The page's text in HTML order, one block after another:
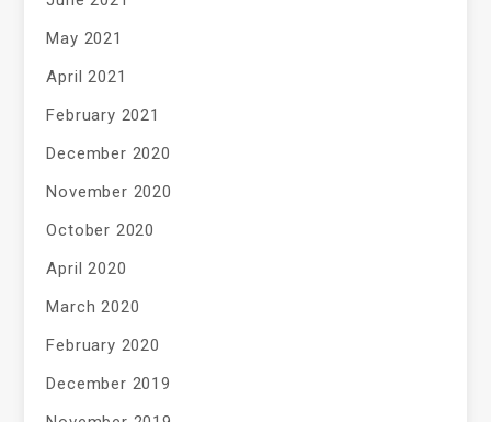
May 2021
April 2021
February 2021
December 2020
November 2020
October 2020
April 2020
March 2020
February 2020
December 2019